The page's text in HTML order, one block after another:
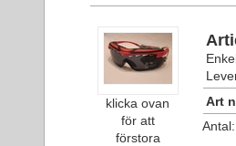
klicka ovan
för att
förstora
Art